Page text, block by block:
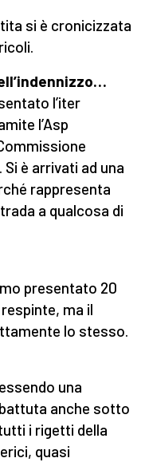
si è cronicizzata
l’iter
l’Asp
Si è arrivati ad una
rappresenta
a qualcosa di
presentato 20
ma il
lo stesso.
una
anche sotto
i rigetti della
quasi